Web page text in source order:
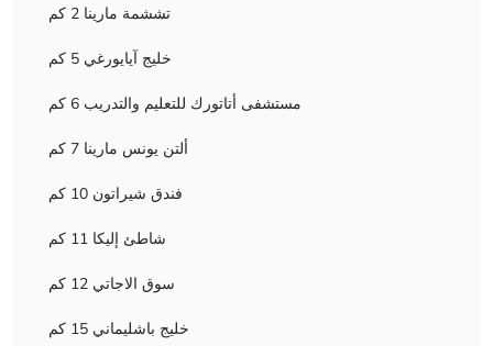
تششمة مارينا 2 كم
خليج آيايورغي 5 كم
مستشفى أتاتورك للتعليم والتدريب 6 كم
ألتن يونس مارينا 7 كم
فندق شيراتون 10 كم
شاطئ إليكا 11 كم
سوق الاجاتي 12 كم
خليج باشليماني 15 كم